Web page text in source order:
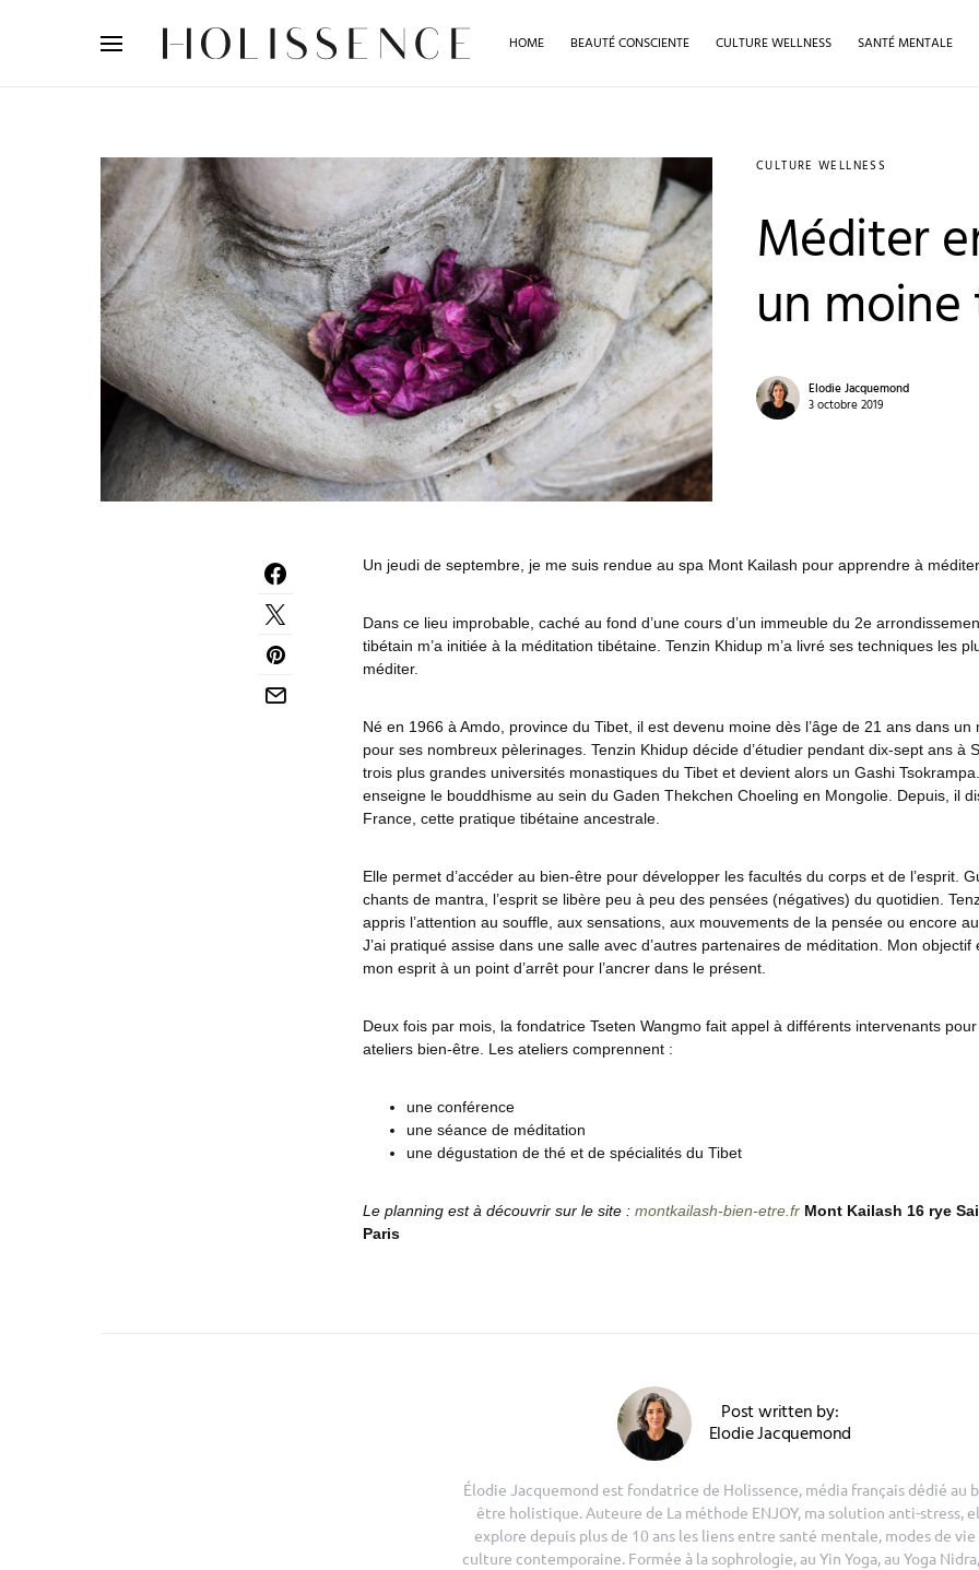
HOME BEAUTÉ CONSCIENTE CULTURE WELLNESS SANTÉ MENTALE
CULTURE WELLNESS
Méditer
un
Elodie Jacquemond
3 octobre 2019
Un jeudi de septembre, je me suis rendue au spa Mont Kailash pour apprendre à méditer.
Dans ce lieu improbable, caché au fond d’une cours d’un immeuble du 2e
tibétain m’a initiée à la méditation tibétaine. Tenzin Khidup m’a livré ses techniques les
méditer.
Né en 1966 à Amdo, province du Tibet, il est devenu moine dès l’âge de 21 ans dans un
pour ses nombreux pèlerinages. Tenzin Khidup décide d’étudier pendant dix-sept ans à
trois plus grandes universités monastiques du Tibet et devient alors un Gashi
enseigne le bouddhisme au sein du Gaden Thekchen Choeling en Mongolie. Depuis, il
France, cette pratique tibétaine ancestrale.
Elle permet d’accéder au bien-être pour développer les facultés du corps et de l’esprit.
chants de mantra, l’esprit se libère peu à peu des pensées (négatives) du quotidien.
appris l’attention au souffle, aux sensations, aux mouvements de la pensée ou encore
J’ai pratiqué assise dans une salle avec d’autres partenaires de méditation. Mon objectif
mon esprit à un point d’arrêt pour l’ancrer dans le présent.
Deux fois par mois, la fondatrice Tseten Wangmo fait appel à différents intervenants
ateliers bien-être. Les ateliers comprennent :
une conférence
une séance de méditation
une dégustation de thé et de spécialités du Tibet
Le planning est à découvrir sur le site : montkailash-bien-etre.fr Mont Kailash 16 rye
Paris
Post written by:
Elodie Jacquemond
Élodie Jacquemond est fondatrice de Holissence, média français dédié au
être holistique. Auteure de La méthode ENJOY, ma solution anti-stress,
explore depuis plus de 10 ans les liens entre santé mentale, modes de
culture contemporaine. Formée à la sophrologie, au Yin Yoga, au Yoga